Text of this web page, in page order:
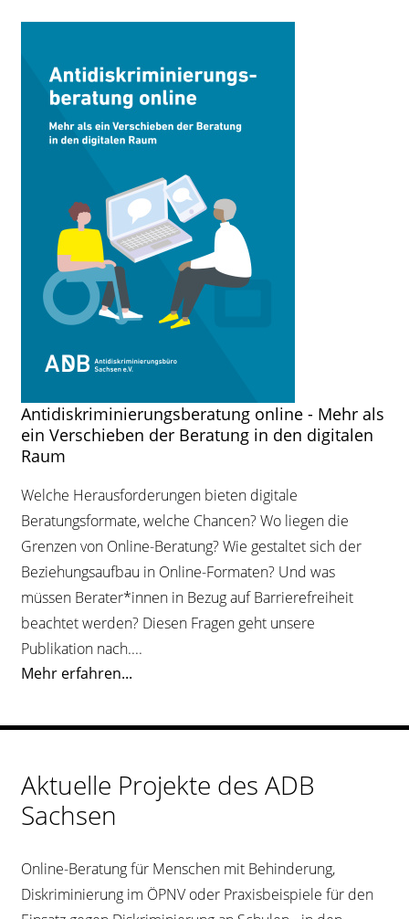
Antidiskriminierungsberatung online - Mehr als
ein Verschieben der Beratung in den digitalen
Raum
Welche Herausforderungen bieten digitale
Beratungsformate, welche Chancen? Wo liegen die
Grenzen von Online-Beratung? Wie gestaltet sich der
Beziehungsaufbau in Online-Formaten? Und was
müssen Berater*innen in Bezug auf Barrierefreiheit
beachtet werden? Diesen Fragen geht unsere
Publikation nach....
Mehr erfahren...
Aktuelle Projekte des ADB
Sachsen
Online-Beratung für Menschen mit Behinderung,
Diskriminierung im ÖPNV oder Praxisbeispiele für den